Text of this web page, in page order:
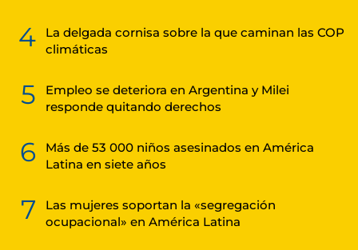
4
La delgada cornisa sobre la que caminan las COP
climáticas
5
Empleo se deteriora en Argentina y Milei
responde quitando derechos
6
Más de 53 000 niños asesinados en América
Latina en siete años
7
Las mujeres soportan la «segregación
ocupacional» en América Latina